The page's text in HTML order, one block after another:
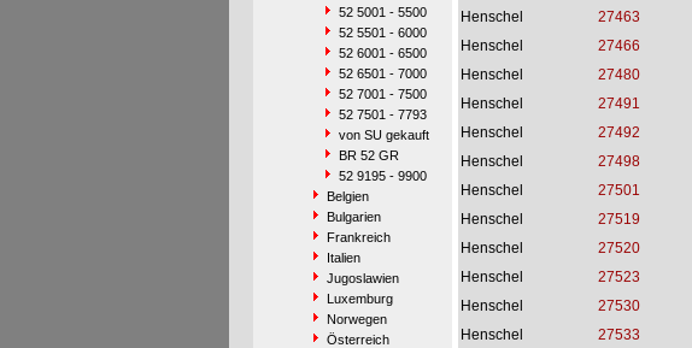
52 5001 - 5500
52 5501 - 6000
52 6001 - 6500
52 6501 - 7000
52 7001 - 7500
52 7501 - 7793
von SU gekauft
BR 52 GR
52 9195 - 9900
Belgien
Bulgarien
Frankreich
Italien
Jugoslawien
Luxemburg
Norwegen
Österreich
Henschel
27463
Henschel
27466
Henschel
27480
Henschel
27491
Henschel
27492
Henschel
27498
Henschel
27501
Henschel
27519
Henschel
27520
Henschel
27523
Henschel
27530
Henschel
27533